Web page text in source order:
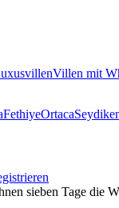
Villen mit
FethiyeOrtaca
sieben Tage die